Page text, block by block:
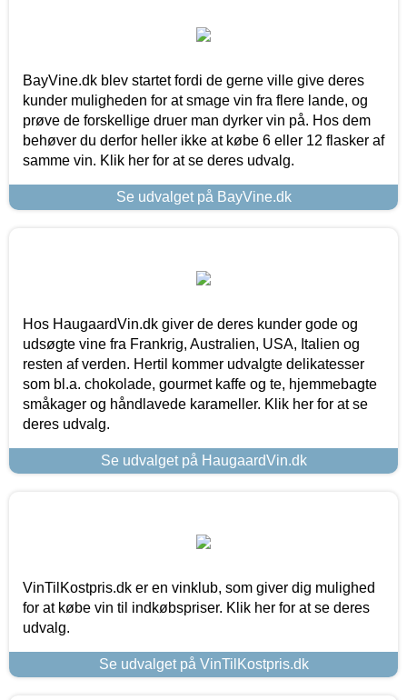
BayVine.dk blev startet fordi de gerne ville give deres
kunder muligheden for at smage vin fra flere lande, og
prøve de forskellige druer man dyrker vin på. Hos dem
behøver du derfor heller ikke at købe 6 eller 12 flasker af
samme vin. Klik her for at se deres udvalg.
Se udvalget på BayVine.dk
Hos HaugaardVin.dk giver de deres kunder gode og
udsøgte vine fra Frankrig, Australien, USA, Italien og
resten af verden. Hertil kommer udvalgte delikatesser
som bl.a. chokolade, gourmet kaffe og te, hjemmebagte
småkager og håndlavede karameller. Klik her for at se
deres udvalg.
Se udvalget på HaugaardVin.dk
VinTilKostpris.dk er en vinklub, som giver dig mulighed
for at købe vin til indkøbspriser. Klik her for at se deres
udvalg.
Se udvalget på VinTilKostpris.dk